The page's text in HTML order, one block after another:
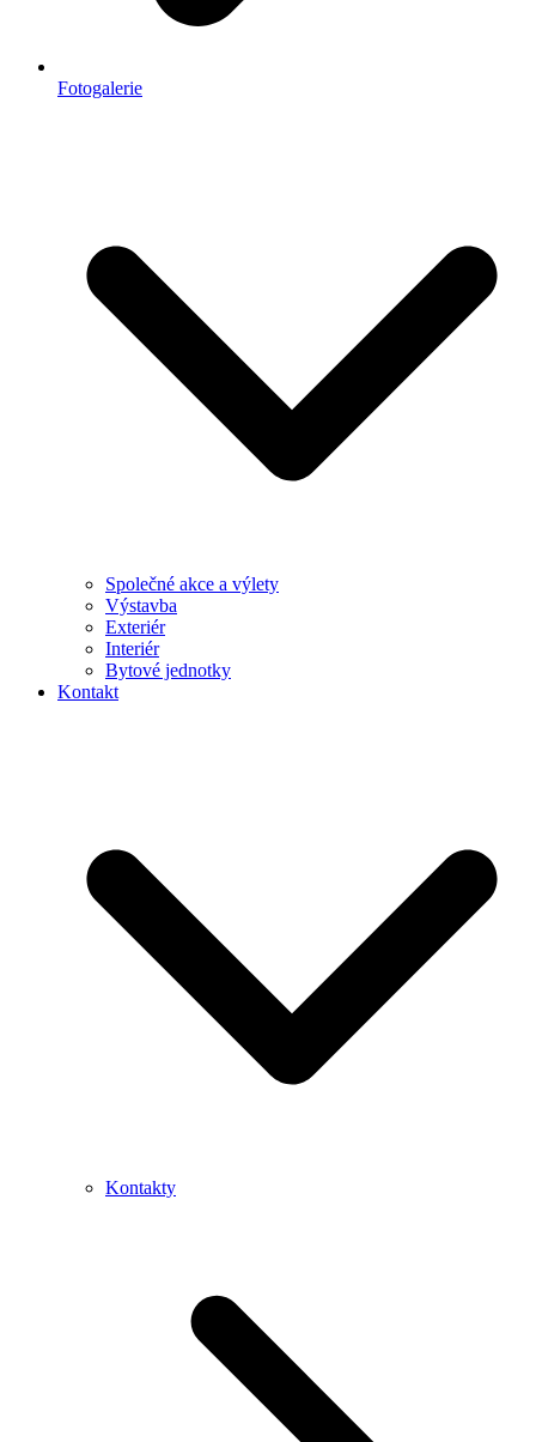
Fotogalerie
Společné akce a výlety
Výstavba
Exteriér
Interiér
Bytové jednotky
Kontakt
Kontakty